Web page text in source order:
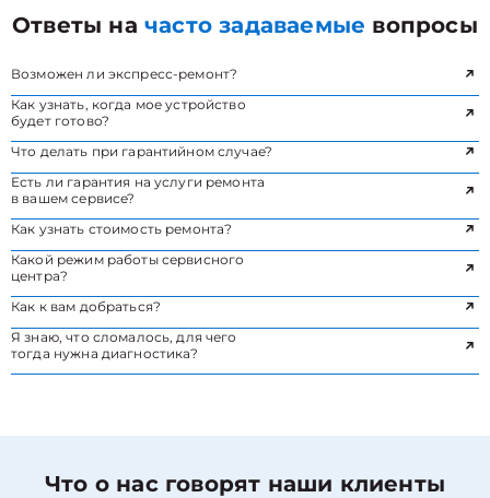
Ответы начасто задаваемые вопросы
Возможен ли экспресс-ремонт?
Как узнать, когда мое устройство
будет готово?
Что делать при гарантийном случае?
Есть ли гарантия на услуги ремонта
в вашем сервисе?
Как узнать стоимость ремонта?
Какой режим работы сервисного
центра?
Как к вам добраться?
Я знаю, что сломалось, для чего
тогда нужна диагностика?
Что о нас говорят наши клиенты